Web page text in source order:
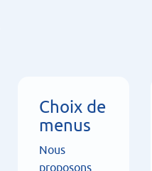
Choix de
menus
Nous
proposons